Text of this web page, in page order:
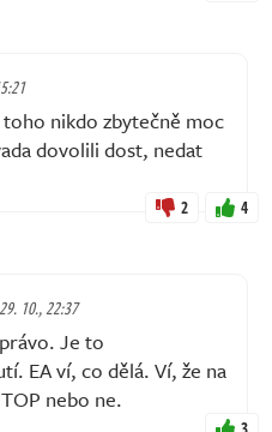
nikdo zbytečně moc
dovolili dost, nedat
2 4
10., 22:37
Je to
EA ví, co dělá. Ví, že na
nebo ne.